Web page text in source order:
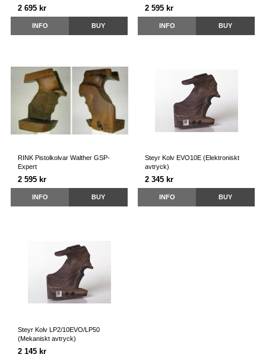
2 695 kr
INFO BUY
2 595 kr
INFO BUY
RINK Pistolkolvar Walther GSP-
Expert
2 595 kr
INFO BUY
Steyr Kolv EVO10E (Elektroniskt
avtryck)
2 345 kr
INFO BUY
Steyr Kolv LP2/10EVO/LP50
(Mekaniskt avtryck)
2 145 kr